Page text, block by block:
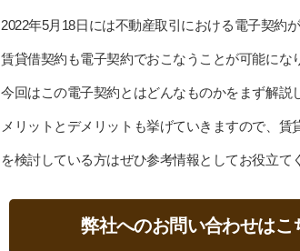
2022年5月18日には不動産取引における電子契約
賃貸借契約も電子契約でおこなうことが可能にな
今回はこの電子契約とはどんなものかをまず解説
メリットとデメリットも挙げていきますので、賃
を検討している方はぜひ参考情報としてお役立て
弊社へのお問い合わせはこ